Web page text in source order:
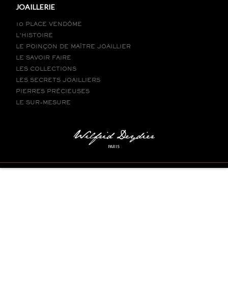
JOAILLERIE
10 PLACE VENDÔME
L’HISTOIRE
LE POINÇON DE MAÎTRE JOAILLIER
LE SAVOIR FAIRE
LES COLLECTIONS
LES SECRETS JOAILLIERS
PIERRES PRÉCIEUSES
LE SUR-MESURE
PARIS